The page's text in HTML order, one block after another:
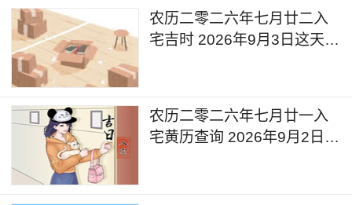
农历二零二六年七月廿二入
宅吉时 2026年9月3日这天适
农历二零二六年七月廿一入
宅黄历查询 2026年9月2日今